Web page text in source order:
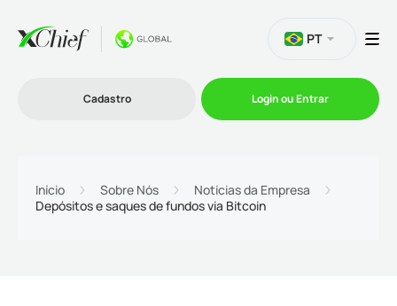
PT
Cadastro Login ou Entrar
Início Sobre Nós
Notícias da Empresa
Depósitos e saques de fundos via Bitcoin